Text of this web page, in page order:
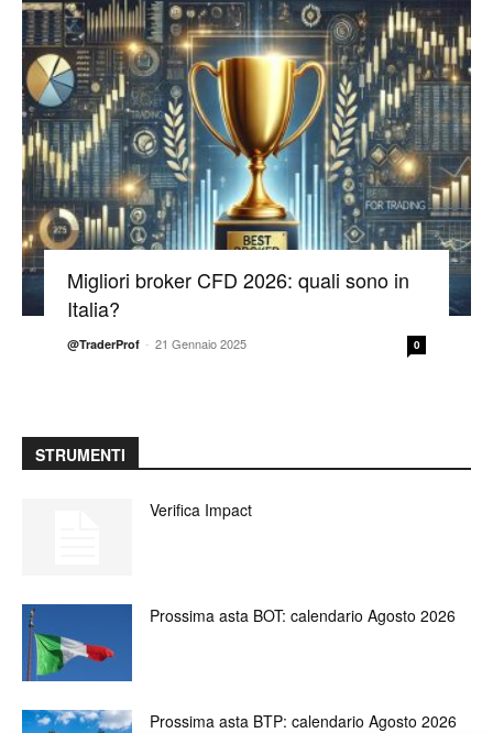
Migliori broker CFD 2026: quali sono in
Italia?
@TraderProf - 21 Gennaio 2025 0
STRUMENTI
Verifica Impact
Prossima asta BOT: calendario Agosto 2026
Prossima asta BTP: calendario Agosto 2026